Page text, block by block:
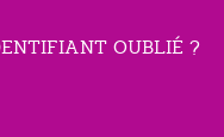
OUBLIÉ ?